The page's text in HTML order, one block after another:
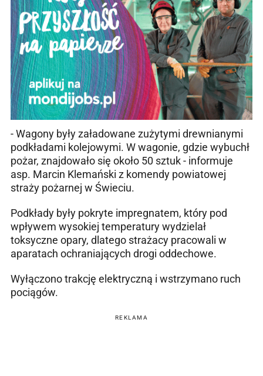
- Wagony były załadowane zużytymi drewnianymi
podkładami kolejowymi. W wagonie, gdzie wybuchł
pożar, znajdowało się około 50 sztuk - informuje
asp. Marcin Klemański z komendy powiatowej
straży pożarnej w Świeciu.
Podkłady były pokryte impregnatem, który pod
wpływem wysokiej temperatury wydzielał
toksyczne opary, dlatego strażacy pracowali w
aparatach ochraniających drogi oddechowe.
Wyłączono trakcję elektryczną i wstrzymano ruch
pociągów.
REKLAMA